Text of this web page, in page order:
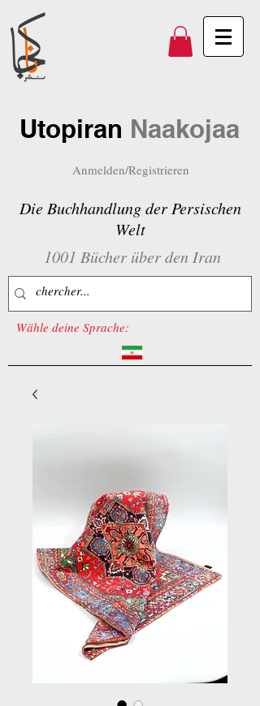
Utopiran Naakojaa
Anmelden/Registrieren
Die Buchhandlung der Persischen
Welt
1001 Bücher über den Iran
Wähle deine Sprache: